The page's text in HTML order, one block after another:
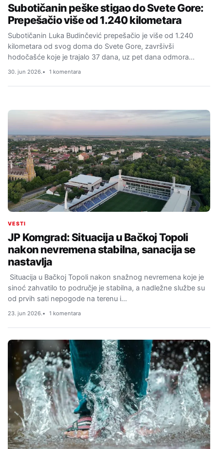
Subotičanin peške stigao do Svete Gore:
Prepešačio više od 1.240 kilometara
Subotičanin Luka Budinčević prepešačio je više od 1.240
kilometara od svog doma do Svete Gore, završivši
hodočašće koje je trajalo 37 dana, uz pet dana odmora…
30. jun 2026. 1 komentara
VESTI
JP Komgrad: Situacija u Bačkoj Topoli
nakon nevremena stabilna, sanacija se
nastavlja
Situacija u Bačkoj Topoli nakon snažnog nevremena koje je
sinoć zahvatilo to područje je stabilna, a nadležne službe su
od prvih sati nepogode na terenu i…
23. jun 2026. 1 komentara